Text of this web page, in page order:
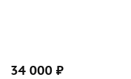
34 000 ₽